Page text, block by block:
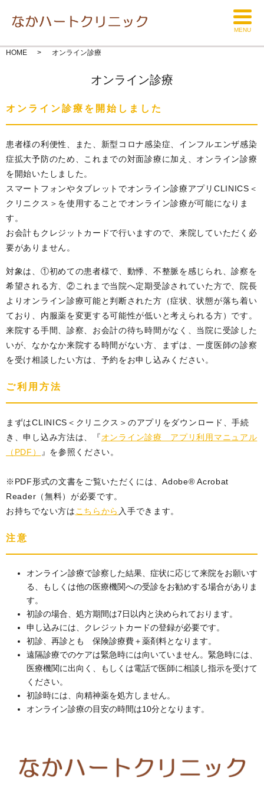
MENU
HOME オンライン診療
オンライン診療
オンライン診療を開始しました
患者様の利便性、また、新型コロナ感染症、インフルエンザ感染
症拡大予防のため、これまでの対面診療に加え、オンライン診療
を開始いたしました。
スマートフォンやタブレットでオンライン診療アプリCLINICS＜
クリニクス＞を使用することでオンライン診療が可能になりま
す。
お会計もクレジットカードで行いますので、来院していただく必
要がありません。
対象は、①初めての患者様で、動悸、不整脈を感じられ、診察を
希望される方、②これまで当院へ定期受診されていた方で、院長
よりオンライン診療可能と判断された方（症状、状態が落ち着い
ており、内服薬を変更する可能性が低いと考えられる方）です。
来院する手間、診察、お会計の待ち時間がなく、当院に受診した
いが、なかなか来院する時間がない方、まずは、一度医師の診察
を受け相談したい方は、予約をお申し込みください。
ご利用方法
まずはCLINICS＜クリニクス＞のアプリをダウンロード、手続
き、申し込み方法は、『オンライン診療 アプリ利用マニュアル
（PDF）
』を参照ください。
※PDF形式の文書をご覧いただくには、Adobe® Acrobat
Reader（無料）が必要です。
お持ちでない方は こちらから 入手できます。
注意
オンライン診療で診察した結果、症状に応じて来院をお願いす
る、もしくは他の医療機関への受診をお勧めする場合がありま
す。
初診の場合、処方期間は7日以内と決められております。
申し込みには、クレジットカードの登録が必要です。
初診、再診とも 保険診療費＋薬剤料となります。
遠隔診療でのケアは緊急時には向いていません。緊急時には、
医療機関に出向く、もしくは電話で医師に相談し指示を受けて
ください。
初診時には、向精神薬を処方しません。
オンライン診療の目安の時間は10分となります。